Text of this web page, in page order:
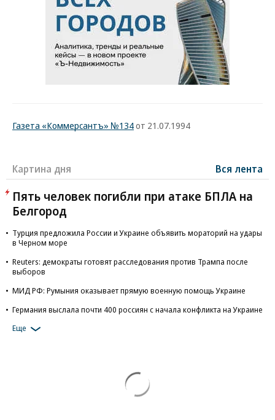
Газета «Коммерсантъ» №134от 21.07.1994
Картина дня Вся лента
Пять человек погибли при атаке БПЛА на
Белгород
Турция предложила России и Украине объявить мораторий на удары
в Черном море
Reuters: демократы готовят расследования против Трампа после
выборов
МИД РФ: Румыния оказывает прямую военную помощь Украине
Германия выслала почти 400 россиян с начала конфликта на Украине
Еще